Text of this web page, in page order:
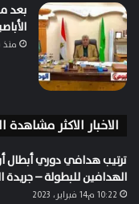
بعد
الاخبار الاكثر مشاهدة
ترتيب هدافي دوري أبطال
الهدافين للبطولة – جريدة
10:22 م14 فبراير، 2023